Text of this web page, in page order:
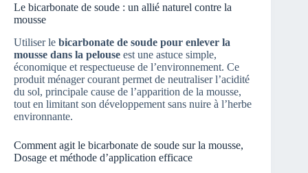
Le bicarbonate de soude : un allié naturel contre la
mousse
Utiliser le bicarbonate de soude pour enlever la
mousse dans la pelouse est une astuce simple,
économique et respectueuse de l’environnement. Ce
produit ménager courant permet de neutraliser l’acidité
du sol, principale cause de l’apparition de la mousse,
tout en limitant son développement sans nuire à l’herbe
environnante.
Comment agit le bicarbonate de soude sur la mousse,
Dosage et méthode d’application efficace